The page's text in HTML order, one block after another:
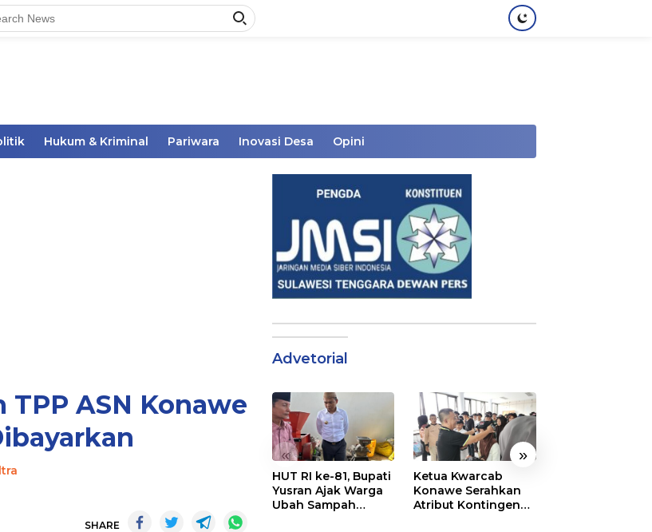
Hukum & Kriminal Pariwara Inovasi Desa Opini
ASN Konawe
SHARE
Advetorial
« »
HUT RI ke-81, Bupati
Yusran Ajak Warga
Ubah Sampah
Ketua Kwarcab
Konawe Serahkan
Atribut Kontingen